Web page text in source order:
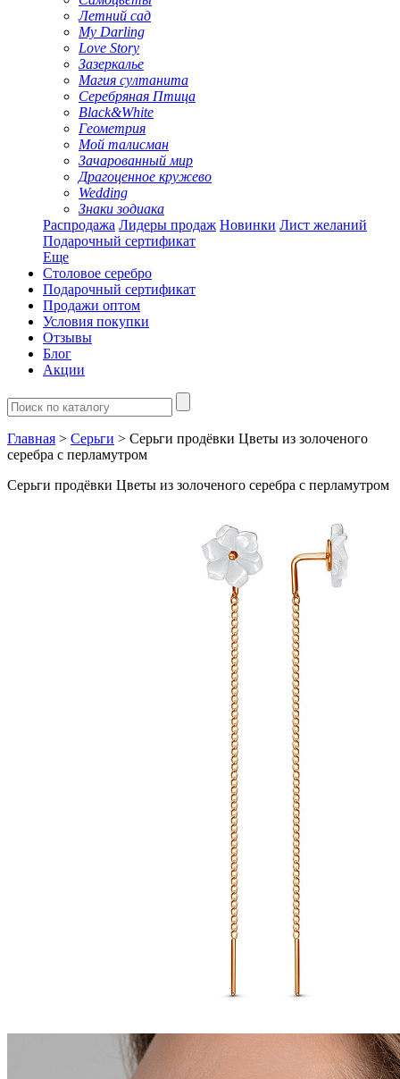
Летний сад
My Darling
Love Story
Зазеркалье
Магия султанита
Серебряная Птица
Black&White
Геометрия
Мой талисман
Зачарованный мир
Драгоценное кружево
Wedding
Знаки зодиака
Распродажа Лидеры продаж Новинки Лист желаний
Подарочный сертификат
Еще
Столовое серебро
Подарочный сертификат
Продажи оптом
Условия покупки
Отзывы
Блог
Акции
Главная > Серьги > Серьги продёвки Цветы из золоченого
серебра с перламутром
Серьги продёвки Цветы из золоченого серебра с перламутром